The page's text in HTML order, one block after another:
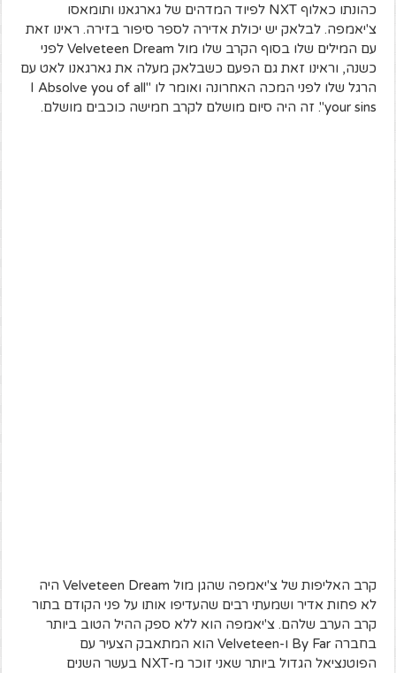
כהונתו כאלוף NXT לפיוד המדהים של גארגאנו ותומאסו
צ'יאמפה. לבלאק יש יכולת אדירה לספר סיפור בזירה. ראינו זאת
עם המילים שלו בסוף הקרב שלו מול Velveteen Dream לפני
כשנה, וראינו זאת גם הפעם כשבלאק מעלה את גארגאנו לאט עם
הרגל שלו לפני המכה האחרונה ואומר לו "I Absolve you of all
your sins". זה היה סיום מושלם לקרב חמישה כוכבים מושלם.
קרב האליפות של צ'יאמפה שהגן מול Velveteen Dream היה
לא פחות אדיר ושמעתי רבים שהעדיפו אותו על פני הקודם בתור
קרב הערב שלהם. צ'יאמפה הוא ללא ספק ההיל הטוב ביותר
בחברה By Far ו-Velveteen הוא המתאבק הצעיר עם
הפוטנציאל הגדול ביותר שאני זוכר מ-NXT בעשר השנים